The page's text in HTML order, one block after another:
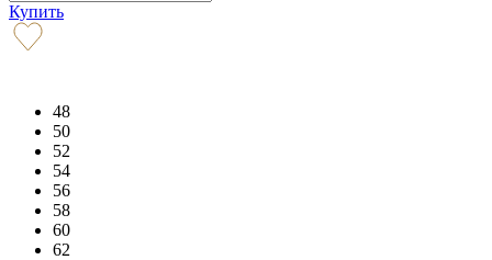
Купить
48
50
52
54
56
58
60
62